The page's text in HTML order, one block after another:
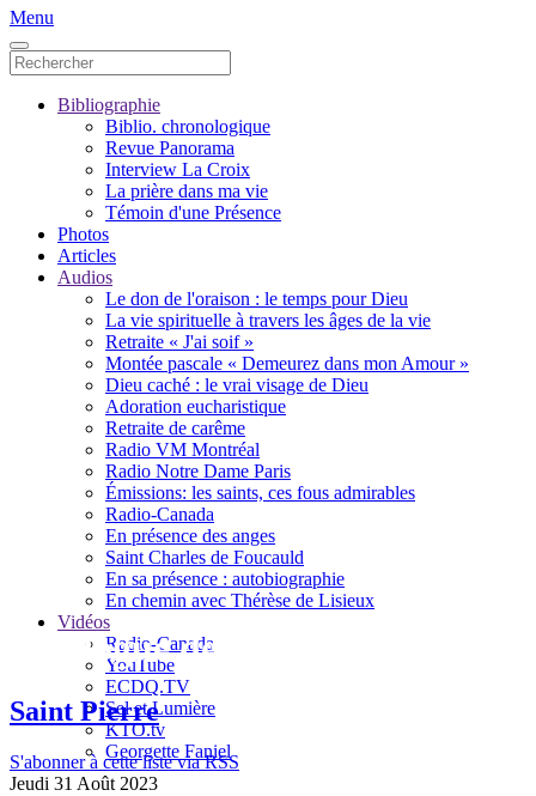
Menu
Bibliographie
Biblio. chronologique
Revue Panorama
Interview La Croix
La prière dans ma vie
Témoin d'une Présence
Photos
Articles
Audios
Le don de l'oraison : le temps pour Dieu
La vie spirituelle à travers les âges de la vie
Retraite « J'ai soif »
Montée pascale « Demeurez dans mon Amour »
Dieu caché : le vrai visage de Dieu
Adoration eucharistique
Retraite de carême
Radio VM Montréal
Radio Notre Dame Paris
Émissions: les saints, ces fous admirables
Radio-Canada
En présence des anges
Saint Charles de Foucauld
En sa présence : autobiographie
En chemin avec Thérèse de Lisieux
Vidéos
Radio-Canada
YouTube
ECDQ.TV
Sel et Lumière
KTO.tv
Georgette Faniel
Le blogue de Jacques Gauthier
Saint Pierre
S'abonner à cette liste via RSS
Jeudi 31 Août 2023